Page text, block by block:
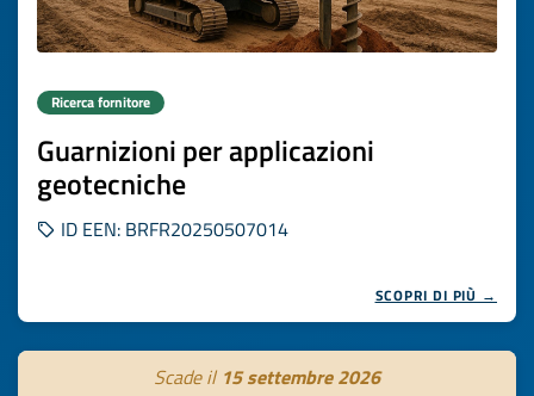
Ricerca fornitore
Guarnizioni per applicazioni
geotecniche
ID EEN: BRFR20250507014
SCOPRI DI PIÙ →
Scade il 15 settembre 2026